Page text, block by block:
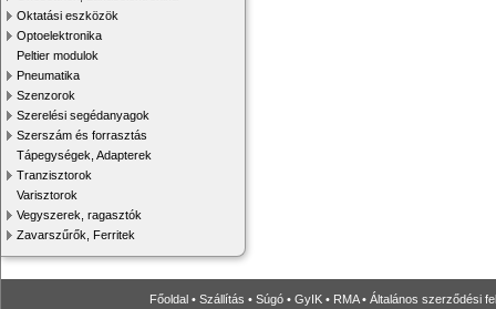
Oktatási eszközök
Optoelektronika
Peltier modulok
Pneumatika
Szenzorok
Szerelési segédanyagok
Szerszám és forrasztás
Tápegységek, Adapterek
Tranzisztorok
Varisztorok
Vegyszerek, ragasztók
Zavarszűrők, Ferritek
Főoldal • Szállítás • Súgó • GyIK • RMA• Általános szerződési